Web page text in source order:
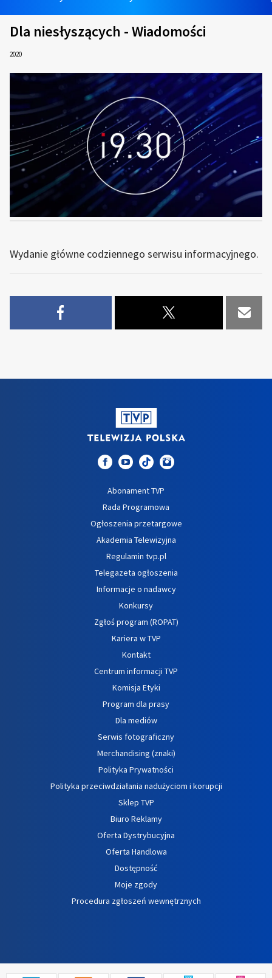
Dla niesłyszących - Wiadomości
2020
Wydanie główne codziennego serwisu informacyjnego.
Abonament TVP
Rada Programowa
Ogłoszenia przetargowe
Akademia Telewizyjna
Regulamin tvp.pl
Telegazeta ogłoszenia
Informacje o nadawcy
Konkursy
Zgłoś program (ROPAT)
Kariera w TVP
Kontakt
Centrum informacji TVP
Komisja Etyki
Program dla prasy
Dla mediów
Serwis fotograficzny
Merchandising (znaki)
Polityka Prywatności
Polityka przeciwdziałania nadużyciom i korupcji
Sklep TVP
Biuro Reklamy
Oferta Dystrybucyjna
Oferta Handlowa
Dostępność
Moje zgody
Procedura zgłoszeń wewnętrznych